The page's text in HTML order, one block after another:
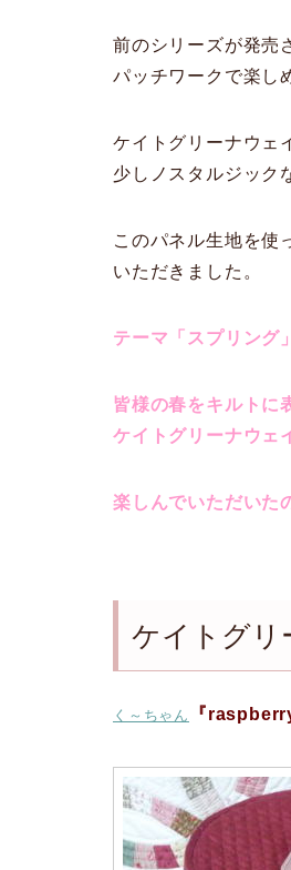
前のシリーズが発売
パッチワークで楽し
ケイトグリーナウェ
少しノスタルジック
このパネル生地を使
いただきました。
テーマ「スプリング」
皆様の春をキルトに
ケイトグリーナウェ
楽しんでいただいた
ケイトグリ
く～ちゃん 『